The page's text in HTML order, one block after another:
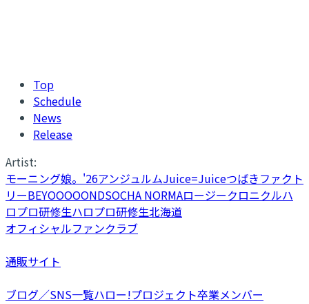
Top
Schedule
News
Release
Artist:
モーニング娘。'26アンジュルムJuice=Juiceつばきファクト
リーBEYOOOOONDSOCHA NORMAロージークロニクルハ
ロプロ研修生ハロプロ研修生北海道
オフィシャルファンクラブ
通販サイト
ブログ／SNS一覧ハロー!プロジェクト卒業メンバー